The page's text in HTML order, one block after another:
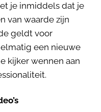
je inmiddels dat je
van waarde zijn
geldt voor
een nieuwe
kijker wennen aan